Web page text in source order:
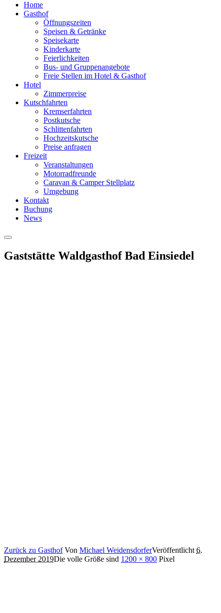
Home
Gasthof
Öffnungszeiten
Speisen & Getränke
Speisekarte
Kinderkarte
Feierlichkeiten
Bus- und Gruppenangebote
Freie Stellen im Hotel & Gasthof
Hotel
Zimmerpreise
Kutschfahrten
Kremserfahrten
Postkutsche
Schlittenfahrten
Hochzeitskutsche
Preise anfragen
Freizeit
Veranstaltungen
Motorradfreunde
Caravan & Camper Stellplatz
Umgebung
Kontakt
Buchung
News
Hauptmenü
Gaststätte Waldgasthof Bad Einsiedel
Zurück zu Gasthof Von Michael WeidensdorferVeröffentlicht 6.
Dezember 2019Die volle Größe sind 1200 × 800 Pixel